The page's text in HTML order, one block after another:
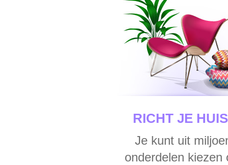
RICHT JE
Je kunt uit
onderdelen